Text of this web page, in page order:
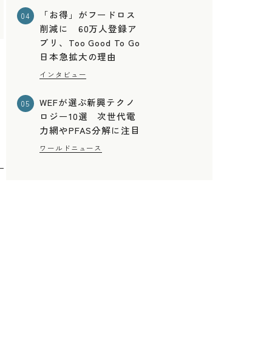
04
「お得」がフードロス
削減に 60万人登録ア
プリ、Too Good To Go
日本急拡大の理由
インタビュー
05
WEFが選ぶ新興テクノ
ロジー10選 次世代電
力網やPFAS分解に注目
ワールドニュース